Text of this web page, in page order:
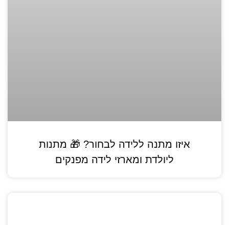
איזו מתנה ללידה לבחור? 🎁 מתנות
ליולדת ומארזי לידה מפנקים